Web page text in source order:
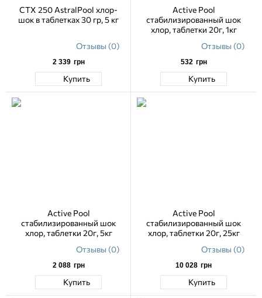
CTX 250 AstralPool хлор-
шок в таблетках 30 гр, 5 кг
Отзывы (0)
2 339 грн
Купить
Active Pool
стабилизированный шок
хлор, таблетки 20г, 1кг
Отзывы (0)
532 грн
Купить
Active Pool
стабилизированный шок
хлор, таблетки 20г, 5кг
Отзывы (0)
2 088 грн
Купить
Active Pool
стабилизированный шок
хлор, таблетки 20г, 25кг
Отзывы (0)
10 028 грн
Купить